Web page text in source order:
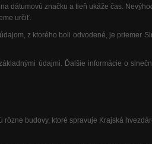
dátumovú značku a tieň ukáže čas.
určiť.
z ktorého boli odvodené, je priemer
údajmi. Ďalšie informácie o
budovy, ktoré spravuje Krajská